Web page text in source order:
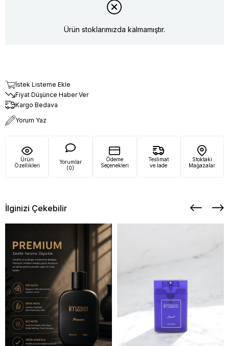
Ürün stoklarımızda kalmamıştır.
İstek Listeme Ekle
Fiyat Düşünce Haber Ver
Kargo Bedava
Yorum Yaz
Ürün
Özellikleri
Yorumlar
(0)
Ödeme
Seçenekleri
Teslimat
ve İade
Stoktaki
Mağazalar
İlginizi Çekebilir